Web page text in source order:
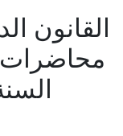
القانون
محاضرات